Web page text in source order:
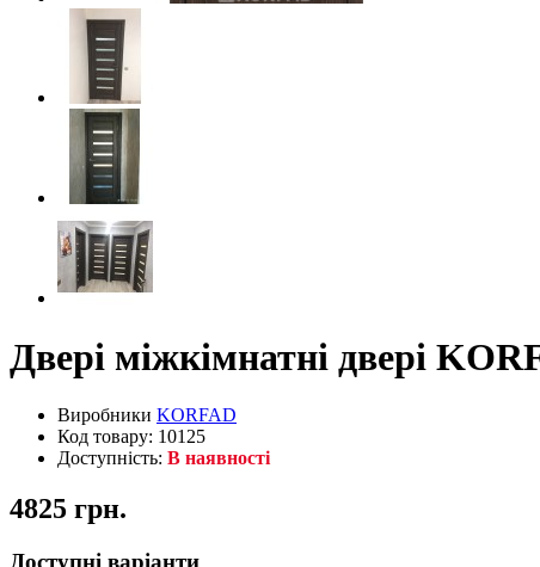
Двері міжкімнатні двері
Виробники KORFAD
Код товару: 10125
Доступність: В наявності
4825 грн.
Доступні варіанти